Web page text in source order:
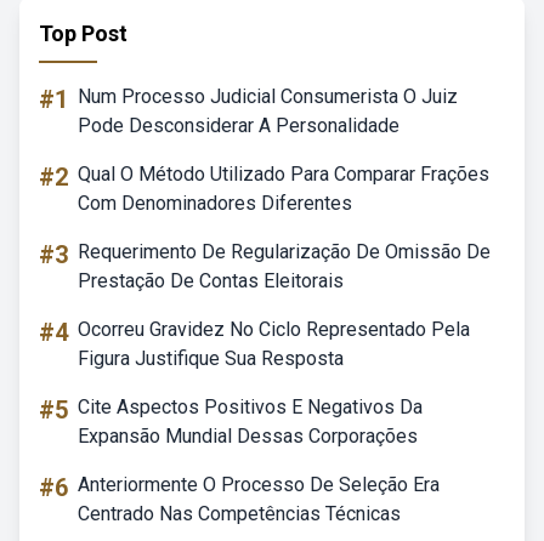
Top Post
#1
Num Processo Judicial Consumerista O Juiz
Pode Desconsiderar A Personalidade
#2 Qual O Método Utilizado Para Comparar Frações
Com Denominadores Diferentes
#3 Requerimento De Regularização De Omissão De
Prestação De Contas Eleitorais
#4 Ocorreu Gravidez No Ciclo Representado Pela
Figura Justifique Sua Resposta
#5 Cite Aspectos Positivos E Negativos Da
Expansão Mundial Dessas Corporações
#6 Anteriormente O Processo De Seleção Era
Centrado Nas Competências Técnicas